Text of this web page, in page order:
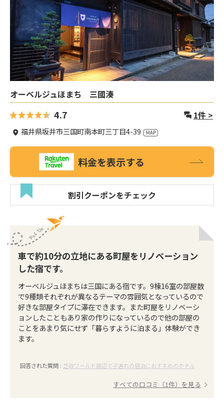
オーベルジュほまち 三國湊
4.7 1件 >
福井県坂井市三国町南本町三丁目4-39
料金を表示する
割引クーポンをチェック
車で約10分の立地にある町屋をリノベーション
した宿です。
オーベルジュほまちは三国にある宿です。9棟16室の部屋数
で9種類それぞれが異なるテーマの雰囲気となっているので
好きな部屋タイプに滞在できます。また町屋をリノベーシ
ョンしたこともあり家の作りになっているので他の部屋の
ことをあまり気にせず「暮らすように泊まる」体験ができ
ます。
回答された質問 : 芝政ワールド周辺で子連れの宿泊におすすめのホテル
すべての口コミ（1件）を見る